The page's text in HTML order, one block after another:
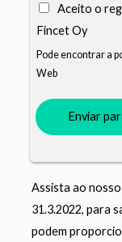
Aceito o
Fincet Oy
Pode encontrar a
Web
Enviar
Assista ao
31.3.2022, para
podem